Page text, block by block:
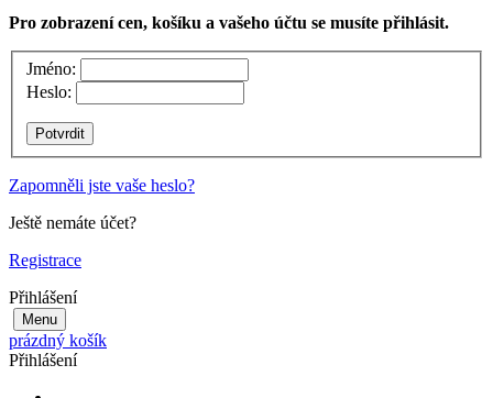
Pro zobrazení cen, košíku a vašeho účtu se musíte přihlásit.
Jméno:
Heslo:
Zapomněli jste vaše heslo?
Ještě nemáte účet?
Registrace
Přihlášení
Menu
prázdný košík
Přihlášení